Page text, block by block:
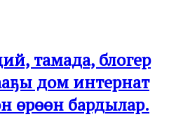
тамада, блогер
дом интернат
өрөөн бардылар.